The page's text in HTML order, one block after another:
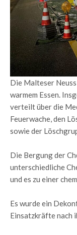
Die Malteser
warmem Essen.
verteilt über die
Feuerwache, den
sowie der
Die Bergung der
unterschiedliche
und es zu einer
Es wurde ein
Einsatzkräfte nach